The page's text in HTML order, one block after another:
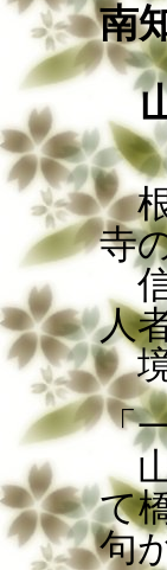
南
根
寺
人
境
「
山
て
句